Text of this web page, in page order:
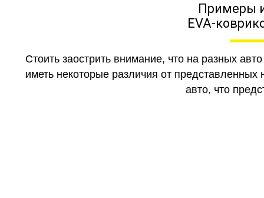
Примеры
EVA-
Стоить заострить внимание, что на разных
иметь некоторые различия от
авто, что